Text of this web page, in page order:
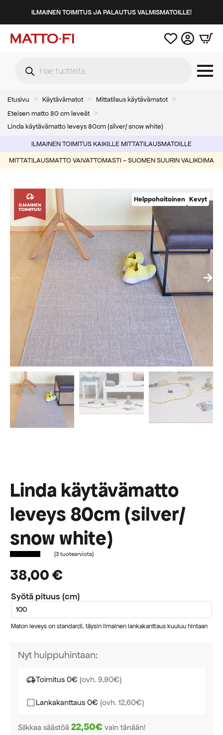
ILMAINEN TOIMITUS JA PALAUTUS VALMISMATOILLE!
search
Etusivu Käytävämatot
Mittatilaus käytävämatot
Eteisen matto 80 cm leveät
Linda käytävämatto leveys 80cm (silver/ snow white)
ILMAINEN TOIMITUS KAIKILLE MITTATILAUSMATOILLE
MITTATILAUSMATTO VAIVATTOMASTI – SUOMEN SUURIN VALIKOIMA
Helppohoitoinen Kevyt
Linda käytävämatto
leveys 80cm (silver/
snow white)
(3tuotearviota)
38,00€
Syötä pituus (cm)
Maton leveys on standardi, täysin ilmainen lankakanttaus kuuluu hintaan
Nyt huippuhintaan:
Toimitus 0€ (ovh. 9,90€)
Lankakanttaus 0€ (ovh. 12,60€)
Silkkaa säästöä 22,50€ vain tänään!